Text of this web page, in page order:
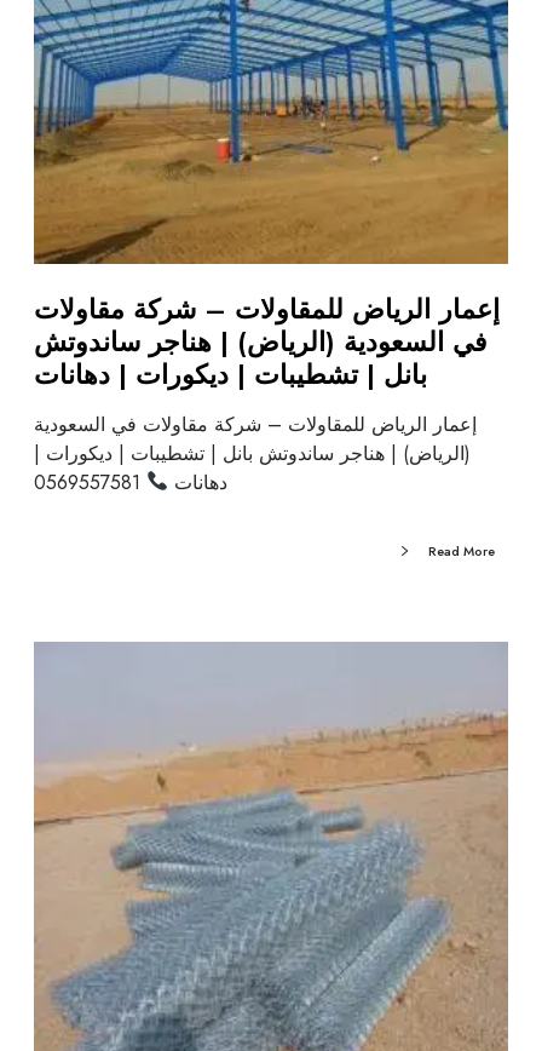
إعمار الرياض للمقاولات – شركة مقاولات
في السعودية (الرياض) | هناجر ساندوتش
بانل | تشطيبات | ديكورات | دهانات
إعمار الرياض للمقاولات – شركة مقاولات في السعودية
(الرياض) | هناجر ساندوتش بانل | تشطيبات | ديكورات |
دهانات
Read More